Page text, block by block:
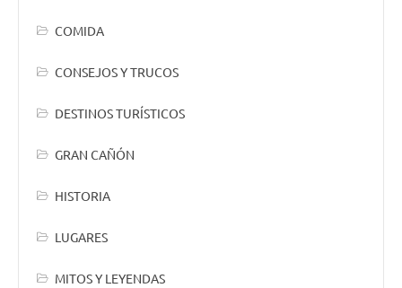
COMIDA
CONSEJOS Y TRUCOS
DESTINOS TURÍSTICOS
GRAN CAÑÓN
HISTORIA
LUGARES
MITOS Y LEYENDAS